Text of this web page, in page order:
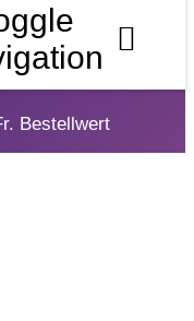
Bestellwert